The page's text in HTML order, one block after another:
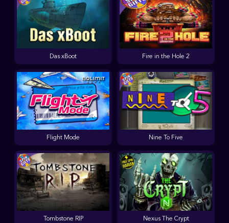
Nexus The Crypt
Tombstone RIP
Fire in the Hole 2
Das xBoot
Nine To Five
Flight Mode